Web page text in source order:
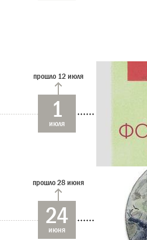
прошло 12 июля
1
июля
прошло 28 июня
24
июня